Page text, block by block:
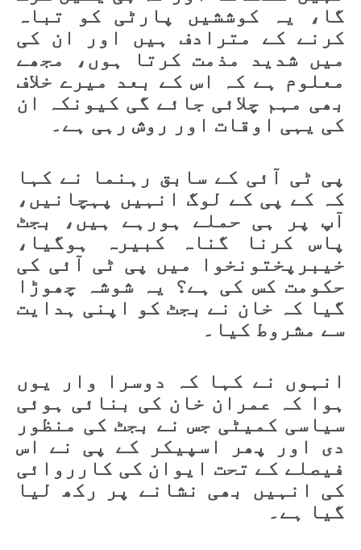
گا، یہ کوششیں پارٹی کو تباہ
کرنے کے مترادف ہیں اور ان کی
میں شدید مذمت کرتا ہوں، مجھے
معلوم ہے کہ اس کے بعد میرے خلاف
بھی مہم چلائی جائے گی کیونکہ ان
کی یہی اوقات اور روش رہی ہے۔
پی ٹی آئی کے سابق رہنما نے کہا
کہ کے پی کے لوگ انہیں پہچانیں،
آپ پر ہی حملے ہورہے ہیں، بجٹ
پاس کرنا گناہ کبیرہ ہوگیا،
خیبرپختونخوا میں پی ٹی آئی کی
حکومت کس کی ہے؟ یہ شوشہ چھوڑا
گیا کہ خان نے بجٹ کو اپنی ہدایت
سے مشروط کیا۔
انہوں نے کہا کہ دوسرا وار یوں
ہوا کہ عمران خان کی بنائی ہوئی
سیاسی کمیٹی جس نے بجٹ کی منظور
دی اور پھر اسپیکر کے پی نے اس
فیصلے کے تحت ایوان کی کارروائی
کی انہیں بھی نشانے پر رکھ لیا
گیا ہے۔